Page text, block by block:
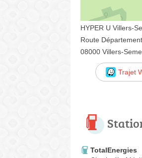
HYPER U Villers-
Route
08000 Villers-
Trajet
TotalEnergies